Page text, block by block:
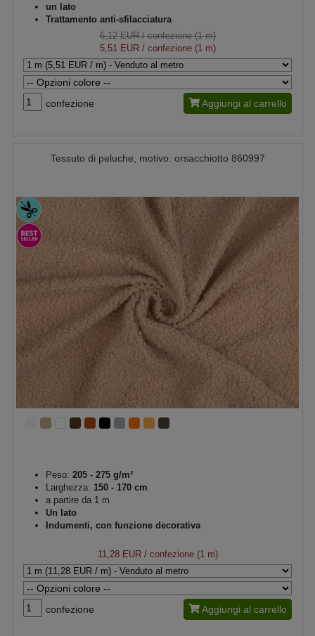
un lato
Trattamento anti-sfilacciatura
6,12 EUR/ confezione (1 m)
5,51 EUR/ confezione (1 m)
confezione Aggiungi al carrello
Tessuto di peluche, motivo: orsacchiotto 860997
Peso: 205 - 275 g/m²
Larghezza: 150 - 170 cm
a partire da 1 m
Un lato
Indumenti, con funzione decorativa
11,28 EUR/ confezione (1 m)
confezione Aggiungi al carrello